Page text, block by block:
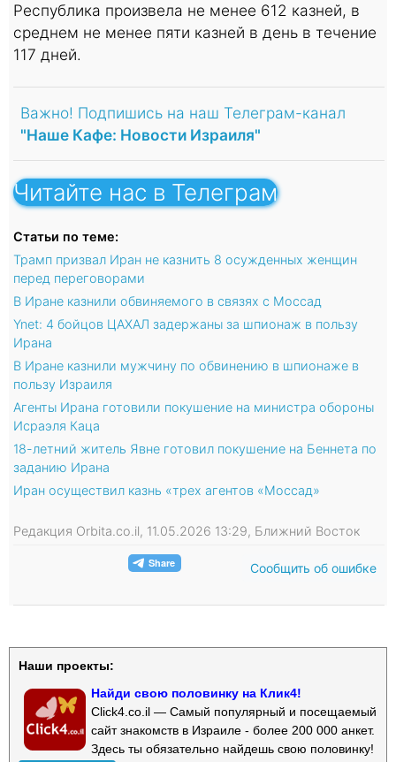
Республика произвела не менее 612 казней, в
среднем не менее пяти казней в день в течение
117 дней.
Важно! Подпишись на наш Телеграм-канал
"Наше Кафе: Новости Израиля"
Читайте нас в Телеграм
Статьи по теме:
Трамп призвал Иран не казнить 8 осужденных женщин
перед переговорами
В Иране казнили обвиняемого в связях с Моссад
Ynet: 4 бойцов ЦАХАЛ задержаны за шпионаж в пользу
Ирана
В Иране казнили мужчину по обвинению в шпионаже в
пользу Израиля
Агенты Ирана готовили покушение на министра обороны
Исраэля Каца
18-летний житель Явне готовил покушение на Беннета по
заданию Ирана
Иран осуществил казнь «трех агентов «Моссад»
Редакция Orbita.co.il, 11.05.2026 13:29, Ближний Восток
Сообщить об ошибке
Наши проекты:
Найди свою половинку на Клик4!
Click4.co.il — Самый популярный и посещаемый
сайт знакомств в Израиле - более 200 000 анкет.
Здесь ты обязательно найдешь свою половинку!